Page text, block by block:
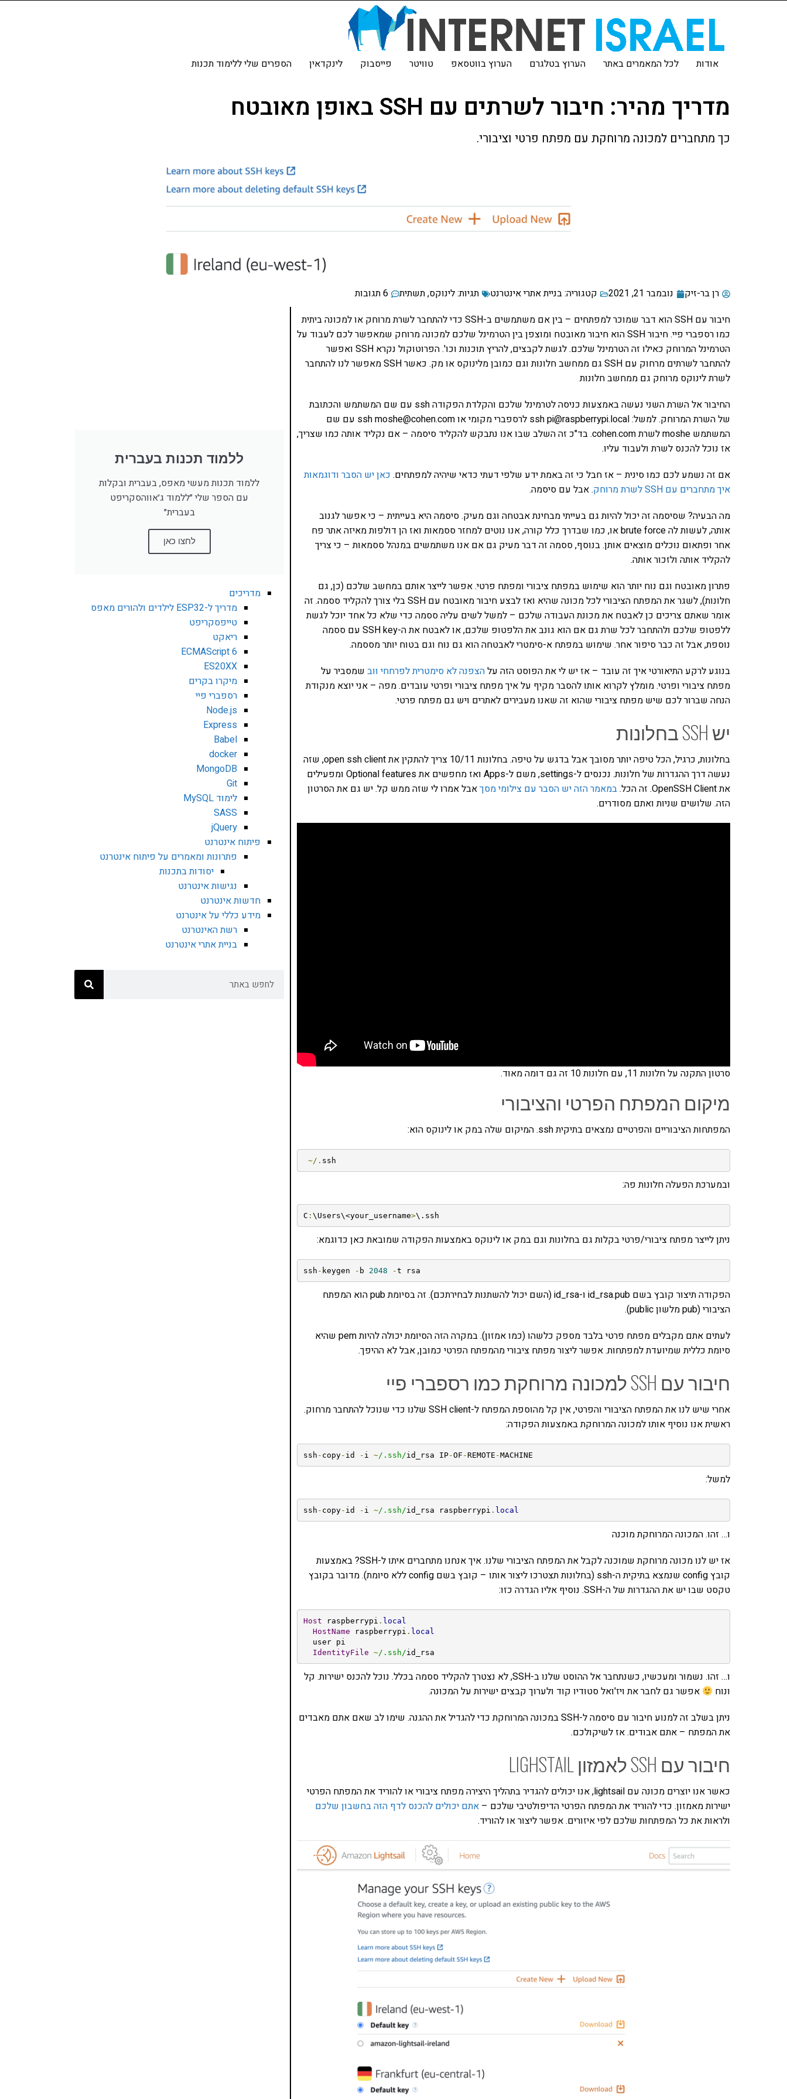
אודות לכל המאמרים באתר הערוץ בטלגרם הערוץ בווטסאפ טוויטר פייסבוק לינקדאין הספרים שלי ללימוד תכנות
מדריך מהיר: חיבור לשרתים עם SSH באופן מאובטח
כך מתחברים למכונה מרוחקת עם מפתח פרטי וציבורי.
רן בר-זיק נובמבר 21, 2021 קטגוריה:בניית אתרי אינטרנט תגיות:לינוקס,תשתית
6 תגובות
חיבור עם SSH הוא דבר שמוכר למפתחים – בין אם משתמשים ב-SSH כדי להתחבר לשרת מרוחק או למכונה ביתית
כמו רספברי פיי. חיבור SSH הוא חיבור מאובטח ומוצפן בין הטרמינל שלכם למכונה מרוחק שמאפשר לכם לעבוד על
הטרמינל המרוחק כאילו זה הטרמינל שלכם. לגשת לקבצים, להריץ תוכנות וכו'. הפרוטוקול נקרא SSH ואפשר
להתחבר לשרתים מרחוק עם SSH גם ממחשב חלונות וגם כמובן מלינוקס או מק. כאשר SSH מאפשר לנו להתחבר
לשרת לינוקס מרוחק גם ממחשב חלונות
החיבור אל השרת השני נעשה באמצעות כניסה לטרמינל שלכם והקלדת הפקודה ssh עם שם המשתמש והכתובת
של השרת המרוחק. למשל: ssh pi@raspberrypi.local לרספברי מקומי או ssh moshe@cohen.com עם שם
המשתמש moshe לשרת cohen.com. בד"כ זה השלב שבו אנו נתבקש להקליד סיסמה – אם נקליד אותה כמו שצריך,
אז נוכל להכנס לשרת ולעבוד עליו.
אם זה נשמע לכם כמו סינית – אז חבל כי זה באמת ידע שלפי דעתי כדאי שיהיה למפתחים. כאן יש הסבר ודוגמאות
איך מתחברים עם SSH לשרת מרוחק
. אבל עם סיסמה.
מה הבעיה? שסיסמה זה יכול להיות גם בעייתי מבחינת אבטחה וגם מעיק. סיסמה היא בעייתית – כי אפשר לגנוב
אותה, לעשות לה brute force או, כמו שבדרך כלל קורה, אנו נוטים למחזר ססמאות ואז הן דולפות מאיזה אתר פח
אחר ופתאום נוכלים מוצאים אותן. בנוסף, ססמה זה דבר מעיק גם אם אנו משתמשים במנהל ססמאות – כי צריך
להקליד אותה ולזכור אותה.
פתרון מאובטח וגם נוח יותר הוא שימוש במפתח ציבורי ומפתח פרטי. אפשר לייצר אותם במחשב שלכם (כן, גם
חלונות), לשגר את המפתח הציבורי לכל מכונה שהיא ואז לבצע חיבור מאובטח עם SSH בלי צורך להקליד ססמה. זה
אומר שאתם צריכים כן לאבטח את מכונת העבודה שלכם – למשל לשים עליה ססמה כדי שלא כל אחד יוכל לגשת
ללפטופ שלכם ולהתחבר לכל שרת גם אם הוא גונב את הלפטופ שלכם, או לאבטח את ה-SSH key עם ססמה
נוספת, אבל זה כבר סיפור אחר. שימוש במפתח א-סימטרי לאבטחה הוא גם נוח וגם בטוח יותר מססמה.
בנוגע לרקע התיאורטי איך זה עובד – אז יש לי את הפוסט הזה עלהצפנה לא סימטרית לפרחחי ווב שמסביר על
מפתח ציבורי ופרטי. מומלץ לקרוא אותו להסבר מקיף על איך מפתח ציבורי ופרטי עובדים. מפה – אני יוצא מנקודת
הנחה שברור לכם שיש מפתח ציבורי שהוא זה שאנו מעבירים לאתרים ויש גם מפתח פרטי.
יש SSH בחלונות
בחלונות, כרגיל, הכל טיפה יותר מסובך אבל בדגש על טיפה. בחלונות 10/11 צריך להתקין את open ssh client, שזה
נעשה דרך ההגדרות של חלונות. נכנסים ל-settings, משם ל-Apps ואז מחפשים את Optional features ומפעילים
את OpenSSH Client. זה הכל.
במאמר הזה יש הסבר עם צילומי מסךאבל אמרו לי שזה ממש קל. יש גם את הסרטון
הזה. שלושים שניות ואתם מסודרים.
סרטון התקנה על חלונות 11, עם חלונות 10 זה גם דומה מאוד.
מיקום המפתח הפרטי והציבורי
המפתחות הציבוריים והפרטיים נמצאים בתיקית ssh. המיקום שלה במק או לינוקס הוא:
~/. ssh
ובמערכת הפעלה חלונות פה:
C : \Users\<your_username>\.ssh
ניתן לייצר מפתח ציבורי/פרטי בקלות גם בחלונות וגם במק או לינוקס באמצעות הפקודה שמובאת כאן כדוגמא:
ssh - keygen - b 2048 -t rsa
הפקודה תיצור קובץ בשם id_rsa.pub ו-id_rsa (השם יכול להשתנות לבחירתכם). זה בסיומת pub הוא המפתח
הציבורי (pub מלשון public).
לעתים אתם מקבלים מפתח פרטי בלבד מספק כלשהו (כמו אמזון). במקרה הזה הסיומת יכולה להיות pem שהיא
סיומת כללית שמיועדת למפתחות. אפשר ליצור מפתח ציבורי מהמפתח הפרטי כמובן, אבל לא ההיפך.
חיבור עם SSH למכונה מרוחקת כמו רספברי פיי
אחרי שיש לנו את המפתח הציבורי והפרטי, אין קל מהוספת המפתח ל-SSH client שלנו כדי שנוכל להתחבר מרחוק.
ראשית אנו נוסיף אותו למכונה המרוחקת באמצעות הפקודה:
ssh - copy- id - i ~/.ssh/id_rsa IP-OF - REMOTE -MACHINE
למשל:
ssh - copy- id - i ~/.ssh/id_rsa raspberrypi . local
ו… זהו. המכונה המרוחקת מוכנה
אז יש לנו מכונה מרוחקת שמוכנה לקבל את המפתח הציבורי שלנו. איך אנחנו מתחברים איתו ל-SSH? באמצעות
קובץ config שנמצא בתיקית ה-ssh (בחלונות תצטרכו ליצור אותו – קובץ בשם config ללא סיומת). מדובר בקובץ
טקסט שבו יש את ההגדרות של ה-SSH. נוסיף אליו הגדרה כזו:
Host raspberrypi . local
HostName
raspberrypi . local
IdentityFile ~/.ssh/id_rsa
ו… זהו. נשמור ומעכשיו, כשנתחבר אל ההוסט שלנו ב-SSH, לא נצטרך להקליד ססמה בכלל. נוכל להכנס ישירות. קל
ונוח
אפשר גם לחבר את ויז'ואל סטודיו קוד ולערוך קבצים ישירות על המכונה.
ניתן בשלב זה למנוע חיבור עם סיסמה ל-SSH במכונה המרוחקת כדי להגדיל את ההגנה. שימו לב שאם אתם מאבדים
את המפתח – אתם אבודים. אז לשיקולכם.
חיבור עם SSH לאמזון LIGHSTAIL
כאשר אנו יוצרים מכונה עם lightsail, אנו יכולים להגדיר בתהליך היצירה מפתח ציבורי או להוריד את המפתח הפרטי
ישירות מאמזון. כדי להוריד את המפתח הפרטי הדיפולטיבי שלכם – אתם יכולים להכנס לדף הזה בחשבון שלכם
ולראות את כל המפתחות שלכם לפי איזורים. אפשר ליצור או להוריד.
ללמוד תכנות בעברית
ללמוד תכנות מעשי מאפס, בעברית ובקלות
עם הספר שלי ״ללמוד ג׳אווהסקריפט
בעברית״
לחצו כאן
מדריכים
מדריך ל-ESP32 לילדים ולהורים מאפס
טייפסקריפט
ריאקט
ECMAScript 6
ES20XX
מיקרו בקרים
רספברי פיי
Node.js
Express
Babel
docker
MongoDB
Git
לימוד MySQL
SASS
jQuery
פיתוח אינטרנט
פתרונות ומאמרים על פיתוח אינטרנט
יסודות בתכנות
נגישות אינטרנט
חדשות אינטרנט
מידע כללי על אינטרנט
רשת האינטרנט
בניית אתרי אינטרנט